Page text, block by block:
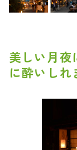
美しい月夜
に酔いしれ